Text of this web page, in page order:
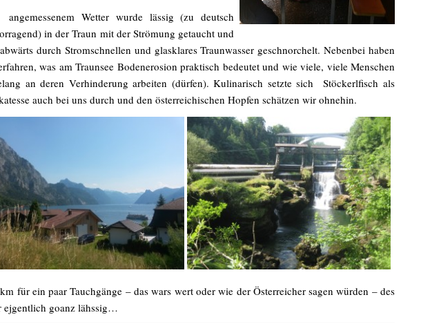
Wetter wurde lässig (zu deutsch
in der Traun mit der Strömung getaucht und
durch Stromschnellen und glasklares Traunwasser geschnorchelt. Nebenbei haben
was am Traunsee Bodenerosion praktisch bedeutet und wie viele, viele Menschen
an deren Verhinderung arbeiten (dürfen). Kulinarisch setzte sich Stöckerlfisch als
auch bei uns durch und den österreichischen Hopfen schätzen wir ohnehin.
für ein paar Tauchgänge – das wars wert oder wie der Österreicher sagen würden – des
ejgentlich goanz lähssig…